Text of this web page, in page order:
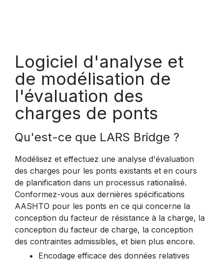
Logiciel d'analyse et
de modélisation de
l'évaluation des
charges de ponts
Qu'est-ce que LARS Bridge ?
Modélisez et effectuez une analyse d'évaluation
des charges pour les ponts existants et en cours
de planification dans un processus rationalisé.
Conformez-vous aux dernières spécifications
AASHTO pour les ponts en ce qui concerne la
conception du facteur de résistance à la charge, la
conception du facteur de charge, la conception
des contraintes admissibles, et bien plus encore.
Encodage efficace des données relatives